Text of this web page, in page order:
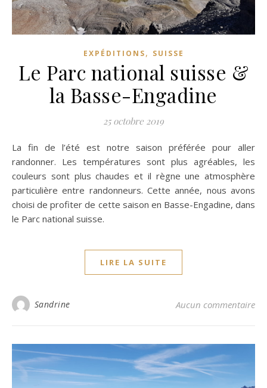
EXPÉDITIONS, SUISSE
Le Parc national suisse &
la Basse-Engadine
25 octobre 2019
La fin de l’été est notre saison préférée pour aller
randonner. Les températures sont plus agréables, les
couleurs sont plus chaudes et il règne une atmosphère
particulière entre randonneurs. Cette année, nous avons
choisi de profiter de cette saison en Basse-Engadine, dans
le Parc national suisse.
LIRE LA SUITE
Sandrine Aucun commentaire